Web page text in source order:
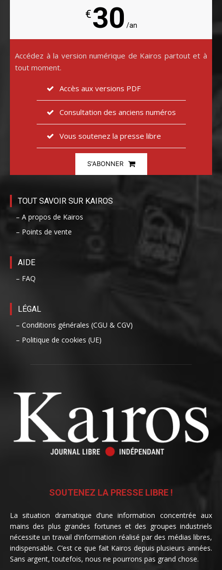
€30 /an
Accédez à la version numérique de Kairos partout et à
tout moment.
Accès aux versions PDF
Consultation des anciens numéros
Vous soutenez la presse libre
S'ABONNER
TOUT SAVOIR SUR KAIROS
– A propos de Kairos
– Points de vente
AIDE
– FAQ
LÉGAL
– Conditions générales (CGU & CGV)
– Politique de cookies (UE)
SOUTENEZ LA PRESSE LIBRE !
La situation dramatique d’une information concentrée aux
mains des plus grandes fortunes et des groupes industriels
nécessite un travail d’information réalisé par des médias libres,
indispensable. C’est ce que fait Kairos depuis plusieurs années.
Sans argent, toutefois, nous ne pourrons pas grand chose.